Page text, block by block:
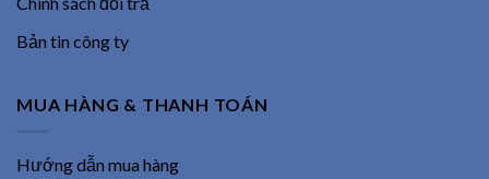
Bản tin công ty
MUA HÀNG & THANH TOÁN
Hướng dẫn mua hàng